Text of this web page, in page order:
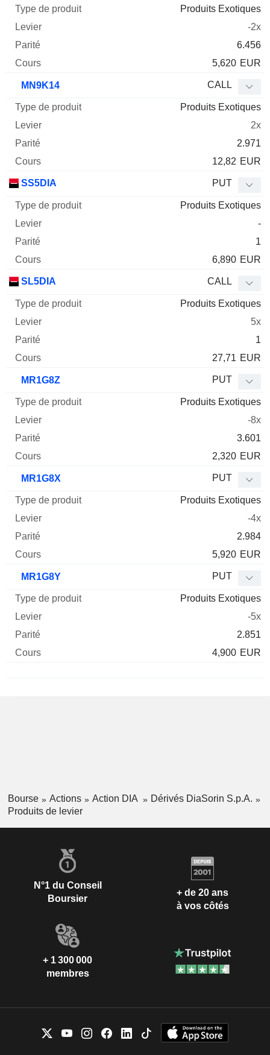
Produits Exotiques
-2x
6.456
5,620 EUR
MN9K14 CALL
Produits Exotiques
2x
2.971
12,82 EUR
SS5DIA PUT
Produits Exotiques
-
1
6,890 EUR
SL5DIA CALL
Produits Exotiques
5x
1
27,71 EUR
MR1G8Z PUT
Produits Exotiques
-8x
3.601
2,320 EUR
MR1G8X PUT
Produits Exotiques
-4x
2.984
5,920 EUR
MR1G8Y PUT
Produits Exotiques
-5x
2.851
4,900 EUR
Bourse Actions Action DIA
Dérivés DiaSorin S.p.A.
Produits de levier
N°1 du Conseil
Boursier
+ de 20 ans
à vos côtés
+ 1 300 000
membres